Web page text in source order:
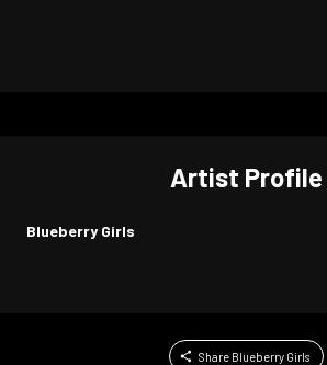
Artist Profile
Blueberry Girls
Share Blueberry Girls